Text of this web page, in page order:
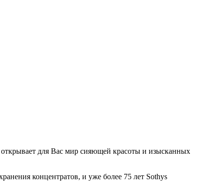
для Вас мир сияющей красоты и изысканных
концентратов, и уже более 75 лет Sothys